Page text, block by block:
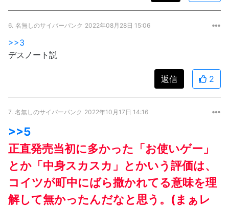
6. 名無しのサイバーパンク 2022年08月28日 15:06
>>3
デスノート説
返信 2
7. 名無しのサイバーパンク 2022年10月17日 14:16
>>5
正直発売当初に多かった「お使いゲー」
とか「中身スカスカ」とかいう評価は、
コイツが町中にばら撒かれてる意味を理
解して無かったんだなと思う。(まぁレ